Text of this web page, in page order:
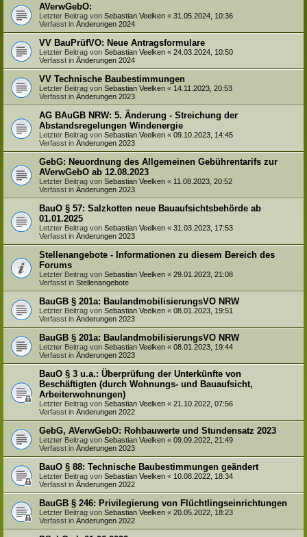
AVerwGebO:
Letzter Beitrag von Sebastian Veelken « 31.05.2024, 10:36
Verfasst in Änderungen 2024
VV BauPrüfVO: Neue Antragsformulare
Letzter Beitrag von Sebastian Veelken « 24.03.2024, 10:50
Verfasst in Änderungen 2024
VV Technische Baubestimmungen
Letzter Beitrag von Sebastian Veelken « 14.11.2023, 20:53
Verfasst in Änderungen 2023
AG BAuGB NRW: 5. Änderung - Streichung der
Abstandsregelungen Windenergie
Letzter Beitrag von Sebastian Veelken « 09.10.2023, 14:45
Verfasst in Änderungen 2023
GebG: Neuordnung des Allgemeinen Gebührentarifs zur
AVerwGebO ab 12.08.2023
Letzter Beitrag von Sebastian Veelken « 11.08.2023, 20:52
Verfasst in Änderungen 2023
BauO § 57: Salzkotten neue Bauaufsichtsbehörde ab
01.01.2025
Letzter Beitrag von Sebastian Veelken « 31.03.2023, 17:53
Verfasst in Änderungen 2023
Stellenangebote - Informationen zu diesem Bereich des
Forums
Letzter Beitrag von Sebastian Veelken « 29.01.2023, 21:08
Verfasst in Stellenangebote
BauGB § 201a: BaulandmobilisierungsVO NRW
Letzter Beitrag von Sebastian Veelken « 08.01.2023, 19:51
Verfasst in Änderungen 2023
BauGB § 201a: BaulandmobilisierungsVO NRW
Letzter Beitrag von Sebastian Veelken « 08.01.2023, 19:44
Verfasst in Änderungen 2023
BauO § 3 u.a.: Überprüfung der Unterkünfte von
Beschäftigten (durch Wohnungs- und Bauaufsicht,
Arbeiterwohnungen)
Letzter Beitrag von Sebastian Veelken « 21.10.2022, 07:56
Verfasst in Änderungen 2022
GebG, AVerwGebO: Rohbauwerte und Stundensatz 2023
Letzter Beitrag von Sebastian Veelken « 09.09.2022, 21:49
Verfasst in Änderungen 2023
BauO § 88: Technische Baubestimmungen geändert
Letzter Beitrag von Sebastian Veelken « 10.08.2022, 18:34
Verfasst in Änderungen 2022
BauGB § 246: Privilegierung von Flüchtlingseinrichtungen
Letzter Beitrag von Sebastian Veelken « 20.05.2022, 18:23
Verfasst in Änderungen 2022